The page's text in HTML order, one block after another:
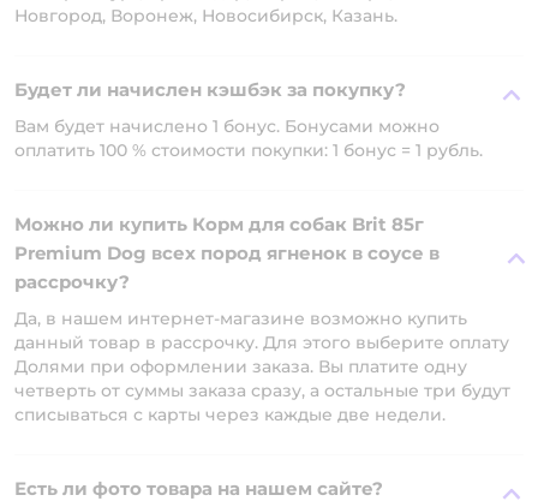
Новгород, Воронеж, Новосибирск, Казань.
Будет ли начислен кэшбэк за покупку?
Вам будет начислено 1 бонус. Бонусами можно
оплатить 100 % стоимости покупки: 1 бонус = 1 рубль.
Можно ли купить Корм для собак Brit 85г
Premium Dog всех пород ягненок в соусе в
рассрочку?
Да, в нашем интернет-магазине возможно купить
данный товар в рассрочку. Для этого выберите оплату
Долями при оформлении заказа. Вы платите одну
четверть от суммы заказа сразу, а остальные три будут
списываться с карты через каждые две недели.
Есть ли фото товара на нашем сайте?